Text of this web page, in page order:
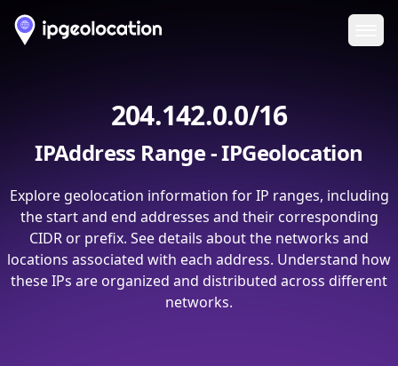
204.142.0.0/16
IPAddress Range - IPGeolocation
Explore geolocation information for IP ranges, including
the start and end addresses and their corresponding
CIDR or prefix. See details about the networks and
locations associated with each address. Understand how
these IPs are organized and distributed across different
networks.